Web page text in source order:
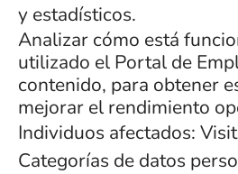
y estadísticos.
Analizar cómo está
utilizado el Portal de
contenido, para obtener
mejorar el rendimiento
Individuos afectados:
Categorías de datos